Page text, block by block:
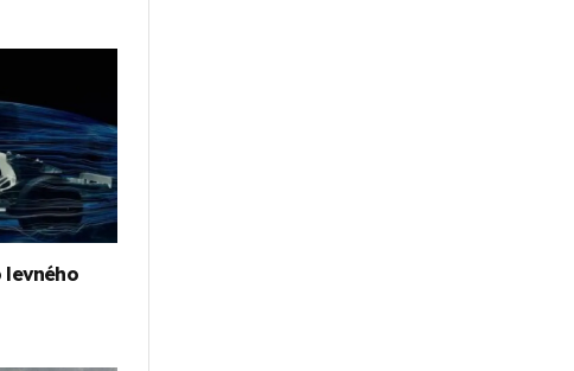
levného